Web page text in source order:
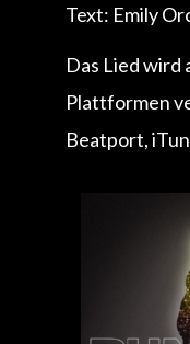
Text: Emily
Das Lied wird
Plattformen
Beatport,